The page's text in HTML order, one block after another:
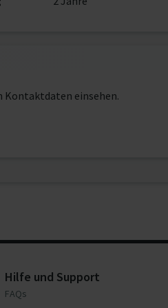
Kontaktdaten einsehen.
Hilfe und Support
FAQs